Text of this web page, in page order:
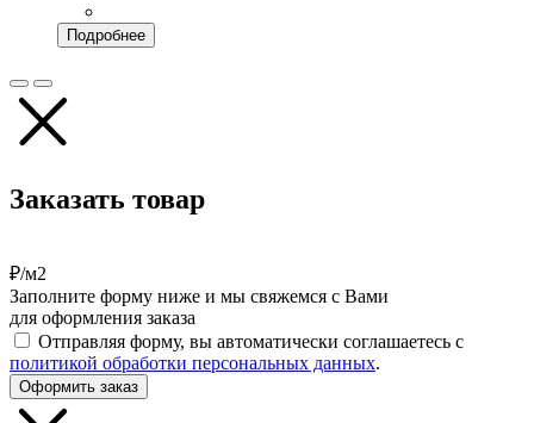
Подробнее
Заказать товар
₽/м2
Заполните форму ниже и мы свяжемся с Вами
для оформления заказа
Отправляя форму, вы автоматически соглашаетесь с
политикой обработки персональных данных.
Оформить заказ